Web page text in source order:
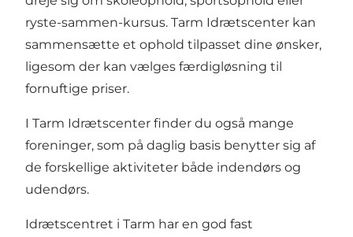
ryste-sammen-kursus. Tarm Idrætscenter kan
sammensætte et ophold tilpasset dine ønsker,
ligesom der kan vælges færdigløsning til
fornuftige priser.
I Tarm Idrætscenter finder du også mange
foreninger, som på daglig basis benytter sig af
de forskellige aktiviteter både indendørs og
udendørs.
Idrætscentret i Tarm har en god fast